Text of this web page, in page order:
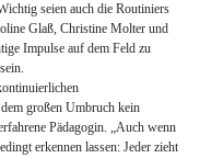
seien auch die Routiniers
Glaß, Christine Molter und
Impulse auf dem Feld zu
großen Umbruch kein
Pädagogin. „Auch wenn
erkennen lassen: Jeder zieht